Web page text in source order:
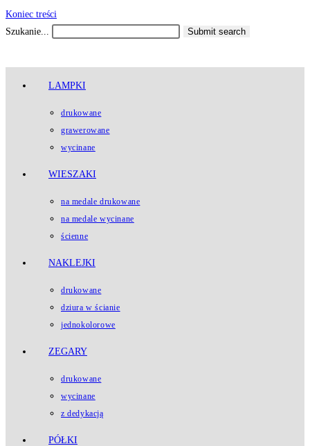
Koniec treści
Szukanie...
Submit search
LAMPKI
drukowane
grawerowane
wycinane
WIESZAKI
na medale drukowane
na medale wycinane
ścienne
NAKLEJKI
drukowane
dziura w ścianie
jednokolorowe
ZEGARY
drukowane
wycinane
z dedykacją
PÓŁKI